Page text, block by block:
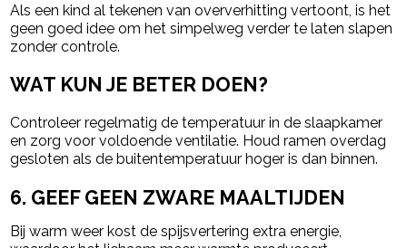
Als een kind al tekenen van oververhitting vertoont, is het
geen goed idee om het simpelweg verder te laten slapen
zonder controle.
WAT KUN JE BETER DOEN?
Controleer regelmatig de temperatuur in de slaapkamer
en zorg voor voldoende ventilatie. Houd ramen overdag
gesloten als de buitentemperatuur hoger is dan binnen.
6. GEEF GEEN ZWARE MAALTIJDEN
Bij warm weer kost de spijsvertering extra energie,